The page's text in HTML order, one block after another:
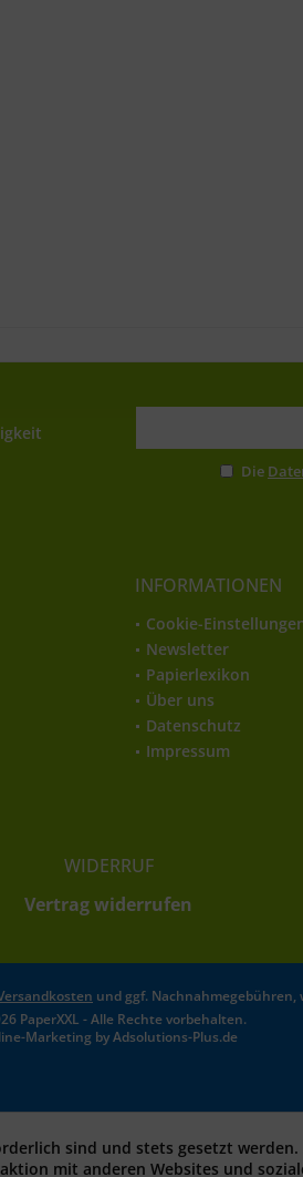
Die
INFORMATIONEN
Cookie-
Newsletter
Papierlexikon
Über uns
Datenschutz
Impressum
WIDERRUF
Vertrag widerrufen
und ggf.
PaperXXL - Alle Rechte vorbehalten.
Marketing byAdsolutions-Plus.de
sind und stets gesetzt
mit anderen Websites und